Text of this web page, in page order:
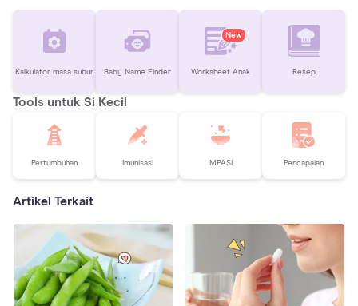
Kalkulator masa subur Baby Name Finder
New
Worksheet Anak Resep
Tools untuk Si Kecil
Pertumbuhan Imunisasi MPASI Pencapaian
Artikel Terkait